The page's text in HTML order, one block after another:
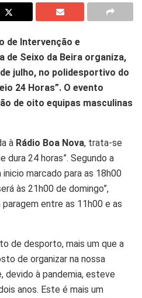
de Intervenção e
de Seixo da Beira organiza,
julho, no polidesportivo do
24 Horas”. O evento
de oito equipas masculinas
à Rádio Boa Nova, trata-se
dura 24 horas”. Segundo a
marcado para as 18h00
às 21h00 de domingo”,
entre as 11h00 e as
de desporto, mais um que a
de organizar na nossa
devido à pandemia, esteve
anos. Este é mais um